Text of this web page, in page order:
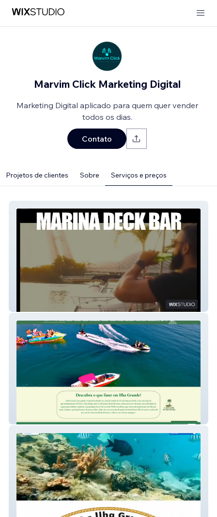
Marvim Click Marketing Digital
Marketing Digital aplicado para quem quer vender
todos os dias.
Contato
Projetos de clientes Sobre Serviços e preços
Marina Deck Bar